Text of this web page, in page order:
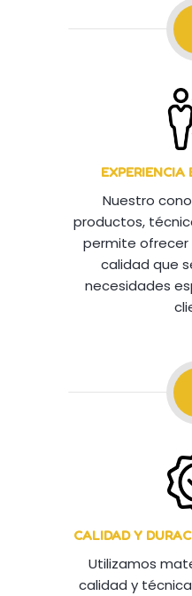
EXPERIENCIA
Nuestro
productos,
permite ofrecer
calidad que
necesidades
CALIDAD Y
Utilizamos
calidad y